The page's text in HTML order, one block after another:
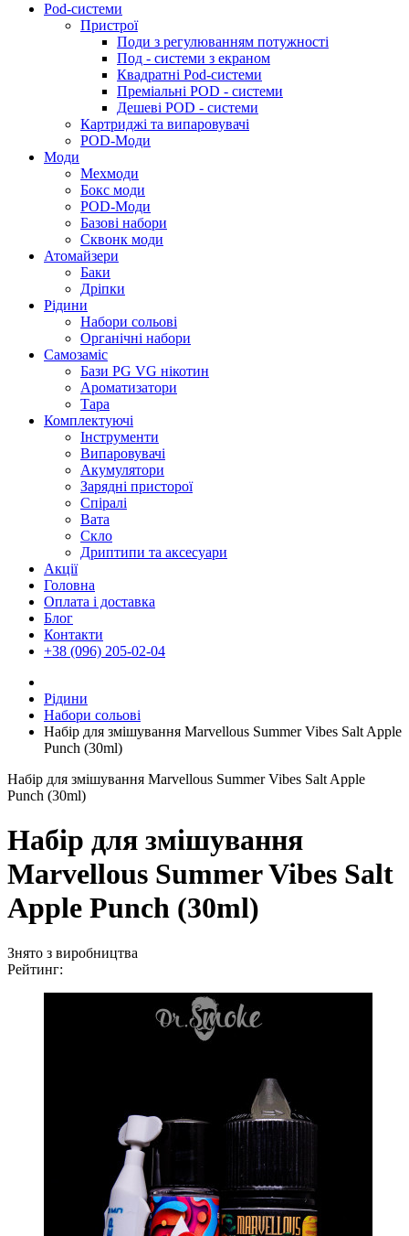
Pod-системи
Пристрої
Поди з регулюванням потужності
Под - системи з екраном
Квадратні Pod-системи
Преміальні POD - системи
Дешеві POD - системи
Картриджі та випаровувачі
POD-Моди
Моди
Мехмоди
Бокс моди
POD-Моди
Базові набори
Сквонк моди
Атомайзери
Баки
Дріпки
Рідини
Набори сольові
Органічні набори
Самозаміс
Бази PG VG нікотин
Ароматизатори
Тара
Комплектуючі
Інструменти
Випаровувачі
Акумулятори
Зарядні присторої
Спіралі
Вата
Скло
Дриптипи та аксесуари
Акції
Головна
Оплата і доставка
Блог
Контакти
+38 (096) 205-02-04
Рідини
Набори сольові
Набір для змішування Marvellous Summer Vibes Salt Apple
Punch (30ml)
Набір для змішування Marvellous Summer Vibes Salt Apple
Punch (30ml)
Набір для змішування
Marvellous Summer Vibes Salt
Apple Punch (30ml)
Знято з виробництва
Рейтинг: